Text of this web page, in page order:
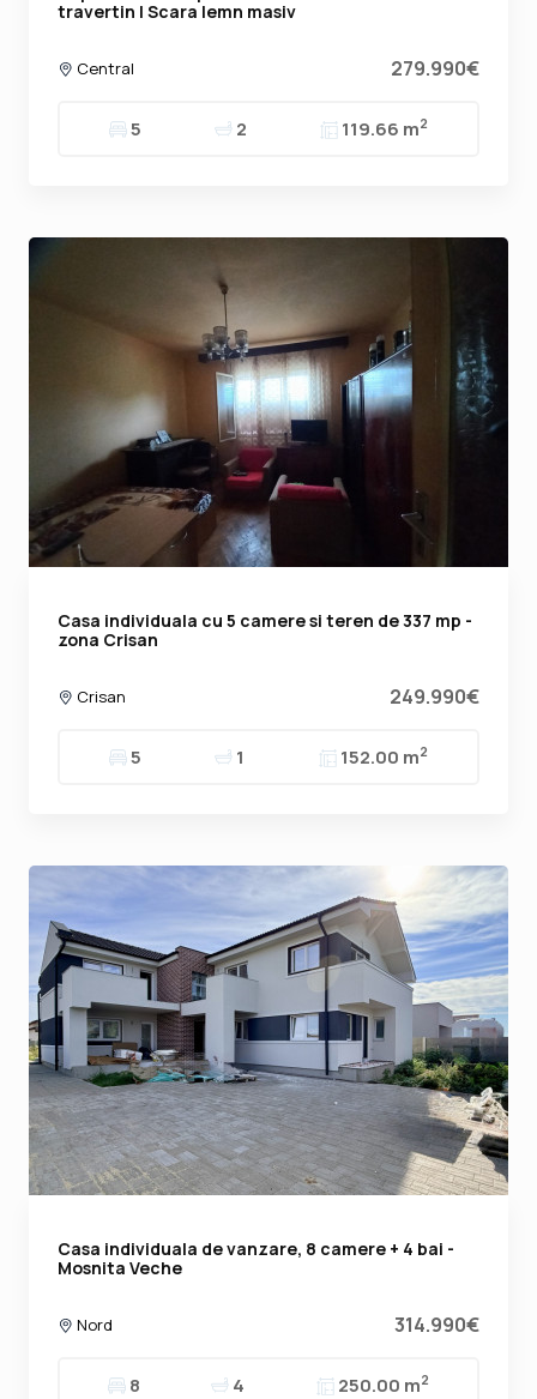
travertin | Scara lemn masiv
Central 279.990€
5 2 119.66 m2
Casa individuala cu 5 camere si teren de 337 mp -
zona Crisan
Crisan 249.990€
5 1 152.00 m2
Casa individuala de vanzare, 8 camere + 4 bai -
Mosnita Veche
Nord 314.990€
8 4 250.00 m2